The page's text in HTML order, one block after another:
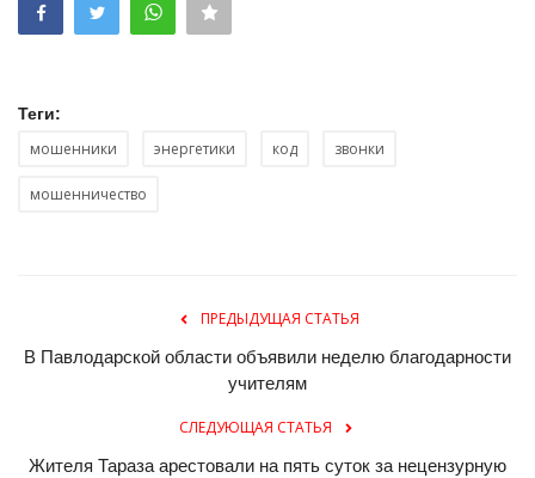
Теги:
мошенники энергетики код звонки
мошенничество
ПРЕДЫДУЩАЯ СТАТЬЯ
В Павлодарской области объявили неделю благодарности
учителям
СЛЕДУЮЩАЯ СТАТЬЯ
Жителя Тараза арестовали на пять суток за нецензурную